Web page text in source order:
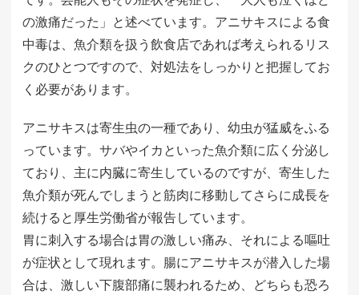
の激痛だった」と述べています。アニサキスによる食
中毒は、魚介類を扱う飲食店であれば考えられるリス
クのひとつですので、対処法をしっかりと把握してお
く必要があります。
アニサキスは寄生虫の一種であり、幼虫が猛威をふる
っています。サバやイカといった魚介類に広く分泌し
ており、主に内臓に寄生しているのですが、寄生した
魚介類が死んでしまうと筋肉に移動してさらに成長を
続けると厚生労働省が報告しています。
胃に刺入する場合は胃の激しい痛み、それによる嘔吐
が症状として現れます。腸にアニサキスが潜入した場
合は、激しい下腹部痛に襲われるため、どちらも恐ろ